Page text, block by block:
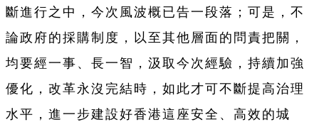
斷進行之中，今次風波概已告一段落；可是，不
論政府的採購制度，以至其他層面的問責把關，
均要經一事、長一智，汲取今次經驗，持續加強
優化，改革永沒完結時，如此才可不斷提高治理
水平，進一步建設好香港這座安全、高效的城